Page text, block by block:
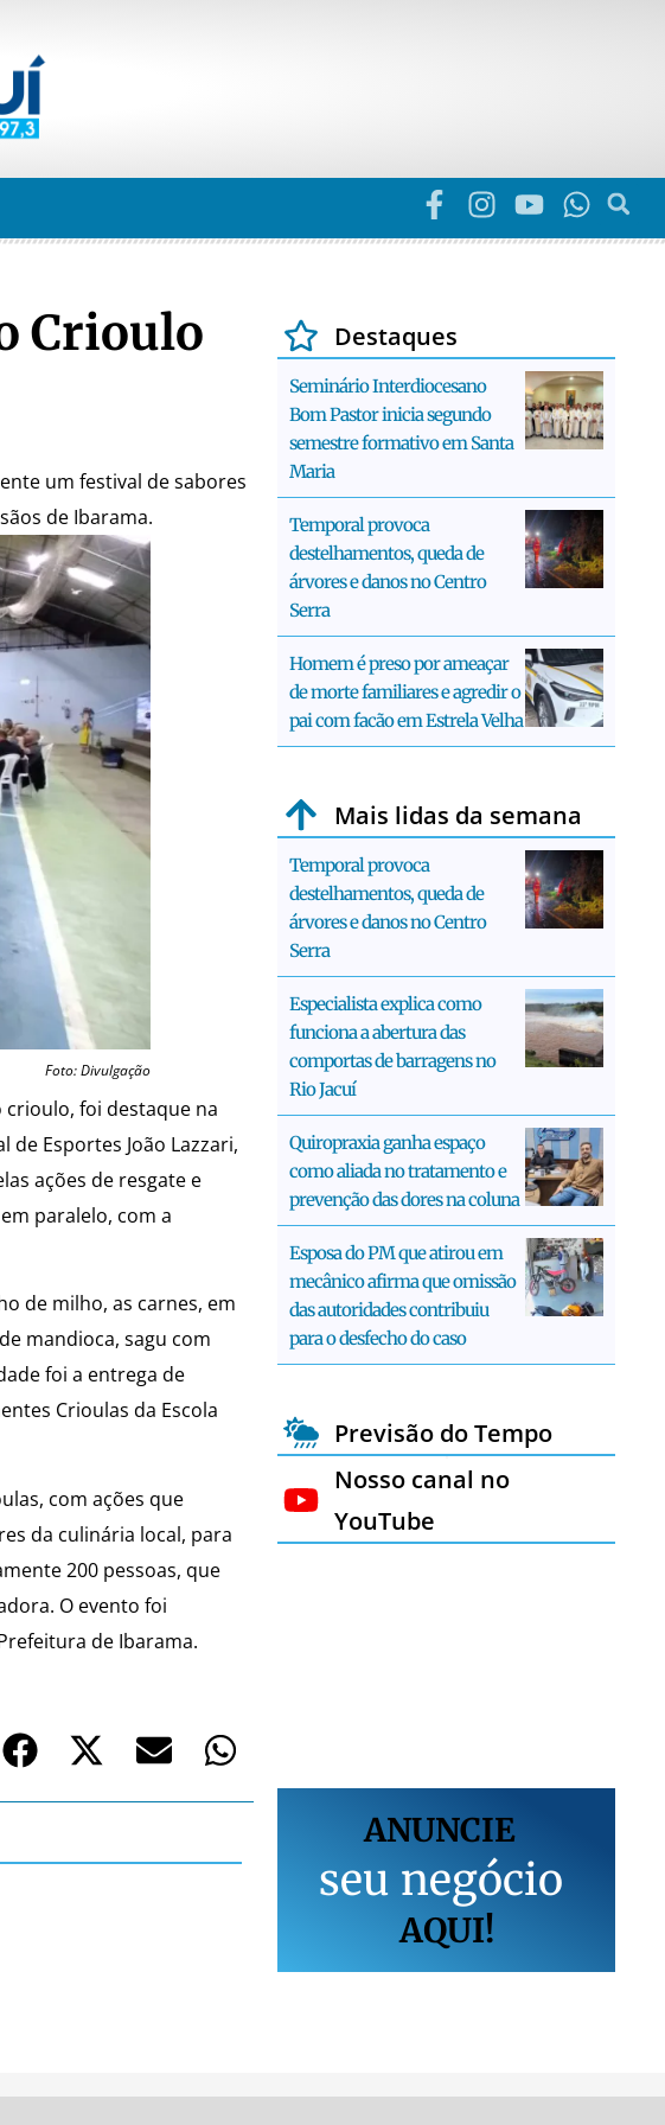
Crioulo
um festival de sabores
de Ibarama.
Foto: Divulgação
crioulo, foi destaque na
Esportes João Lazzari,
ações de resgate e
paralelo, com a
de milho, as carnes, em
mandioca, sagu com
foi a entrega de
Crioulas da Escola
com ações que
da culinária local, para
200 pessoas, que
O evento foi
de Ibarama.
Destaques
Seminário Interdiocesano
Bom Pastor inicia segundo
semestre formativo em Santa
Maria
Temporal provoca
destelhamentos, queda de
árvores e danos no Centro
Serra
Homem é preso por ameaçar
de morte familiares e agredir o
pai com facão em Estrela Velha
Mais lidas da semana
Temporal provoca
destelhamentos, queda de
árvores e danos no Centro
Serra
Especialista explica como
funciona a abertura das
comportas de barragens no
Rio Jacuí
Quiropraxia ganha espaço
como aliada no tratamento e
prevenção das dores na coluna
Esposa do PM que atirou em
mecânico afirma que omissão
das autoridades contribuiu
para o desfecho do caso
Previsão do Tempo
Nosso canal no
YouTube
ANUNCIE
seu negócio
AQUI!